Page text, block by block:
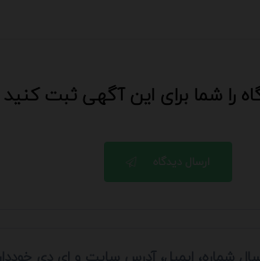
را شما برای این آگهی ثبت کنید
ارسال دیدگاه